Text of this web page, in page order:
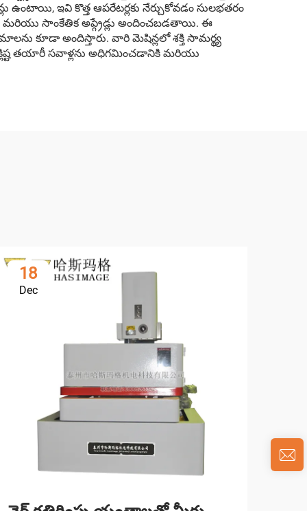
ఇవి కొత్త ఆపరేటర్లకు నేర్చుకోవడం సులభతరం
మరియు సాంకేతిక అప్గ్రేడ్లు అందించబడతాయి. ఈ
కూడా అందిస్తారు. వారి మెషిన్లలో శక్తి సామర్థ్య
తయారీ సవాళ్లను అధిగమించడానికి మరియు
18
Dec